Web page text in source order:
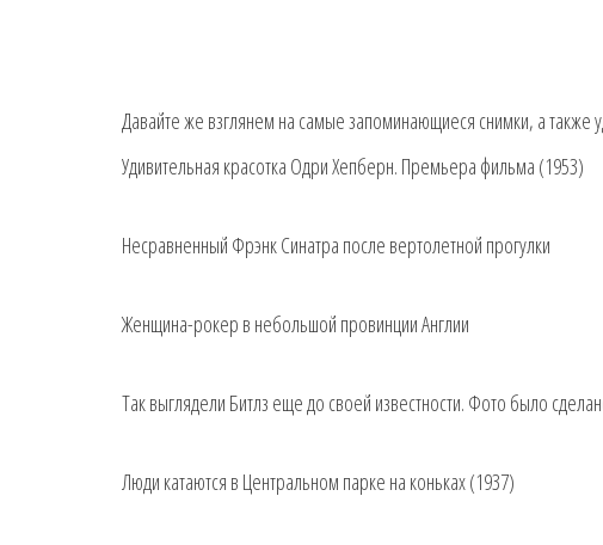
Давайте же взглянем на самые запоминающиеся снимки, а также
Удивительная красотка Одри Хепберн. Премьера фильма (1953)
Несравненный Фрэнк Синатра после вертолетной прогулки
Женщина-рокер в небольшой провинции Англии
Так выглядели Битлз еще до своей известности. Фото было
Люди катаются в Центральном парке на коньках (1937)